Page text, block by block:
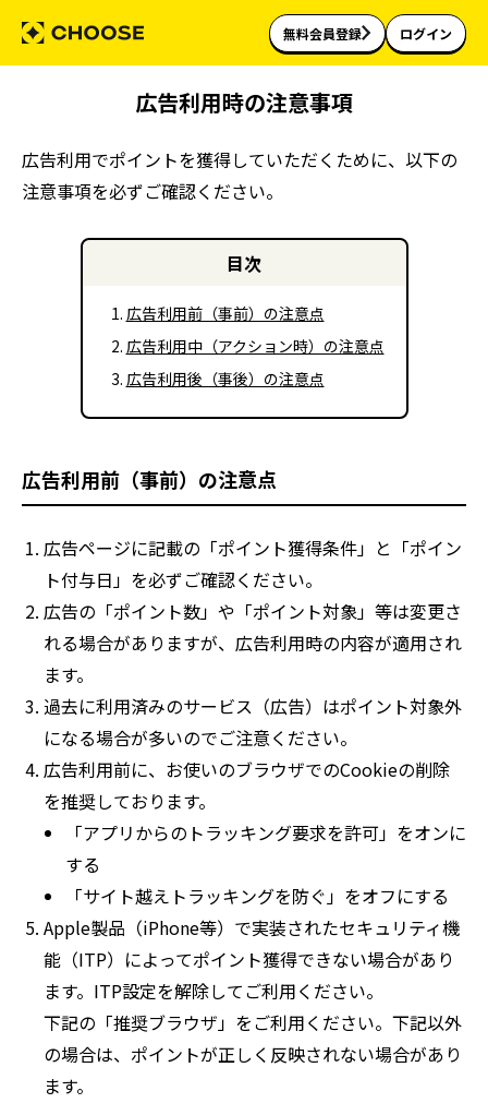
無料会員登録 ログイン
広告利用時の注意事項
広告利用でポイントを獲得していただくために、以下の
注意事項を必ずご確認ください。
目次
広告利用前（事前）の注意点
広告利用中（アクション時）の注意点
広告利用後（事後）の注意点
広告利用前（事前）の注意点
広告ページに記載の「ポイント獲得条件」と「ポイン
ト付与日」を必ずご確認ください。
広告の「ポイント数」や「ポイント対象」等は変更さ
れる場合がありますが、広告利用時の内容が適用され
ます。
過去に利用済みのサービス（広告）はポイント対象外
になる場合が多いのでご注意ください。
広告利用前に、お使いのブラウザでのCookieの削除
を推奨しております。
「アプリからのトラッキング要求を許可」をオンに
する
「サイト越えトラッキングを防ぐ」をオフにする
Apple製品（iPhone等）で実装されたセキュリティ機
能（ITP）によってポイント獲得できない場合があり
ます。ITP設定を解除してご利用ください。
下記の「推奨ブラウザ」をご利用ください。下記以外
の場合は、ポイントが正しく反映されない場合があり
ます。